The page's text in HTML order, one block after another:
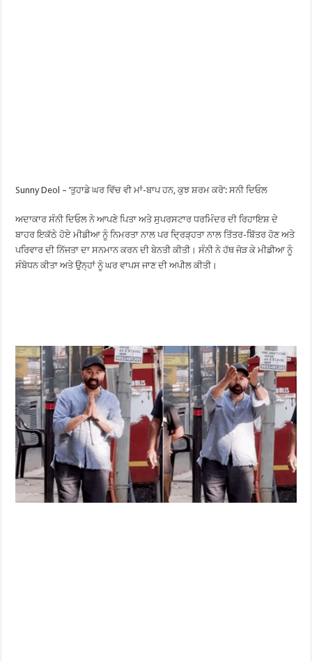
Sunny Deol – ‘ਤੁਹਾਡੇ ਘਰ ਵਿੱਚ ਵੀ ਮਾਂ-ਬਾਪ ਹਨ, ਕੁਝ ਸ਼ਰਮ ਕਰੋ’: ਸਨੀ ਦਿਓਲ
ਅਦਾਕਾਰ ਸੰਨੀ ਦਿਓਲ ਨੇ ਆਪਣੇ ਪਿਤਾ ਅਤੇ ਸੁਪਰਸਟਾਰ ਧਰਮਿੰਦਰ ਦੀ ਰਿਹਾਇਸ਼ ਦੇ
ਬਾਹਰ ਇਕੱਠੇ ਹੋਏ ਮੀਡੀਆ ਨੂੰ ਨਿਮਰਤਾ ਨਾਲ ਪਰ ਦ੍ਰਿੜ੍ਹਤਾ ਨਾਲ ਤਿੱਤਰ-ਬਿੱਤਰ ਹੋਣ ਅਤੇ
ਪਰਿਵਾਰ ਦੀ ਨਿੱਜਤਾ ਦਾ ਸਨਮਾਨ ਕਰਨ ਦੀ ਬੇਨਤੀ ਕੀਤੀ। ਸੰਨੀ ਨੇ ਹੱਥ ਜੋੜ ਕੇ ਮੀਡੀਆ ਨੂੰ
ਸੰਬੋਧਨ ਕੀਤਾ ਅਤੇ ਉਨ੍ਹਾਂ ਨੂੰ ਘਰ ਵਾਪਸ ਜਾਣ ਦੀ ਅਪੀਲ ਕੀਤੀ।